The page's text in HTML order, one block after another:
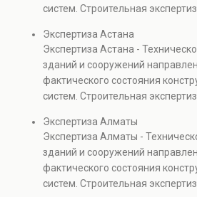
систем. Строительная
элементов и оценку
Услуга востребована при
капитальном ремонте и
также при судебных
проверках.
Экспертиза Астана
Экспертиза Астана -
зданий и сооружений
фактического состояния
систем. Строительная
элементов и оценку
Услуга востребована при
капитальном ремонте и
также при судебных
проверках.
Экспертиза Алматы
Экспертиза Алматы -
зданий и сооружений
фактического состояния
систем. Строительная